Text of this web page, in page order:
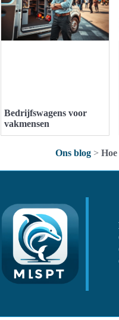
Bedrijfswagens voor
vakmensen
Ons blog>